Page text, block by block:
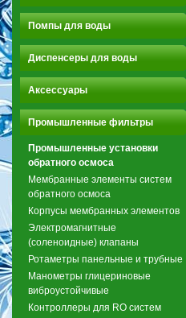
Помпы для воды
Диспенсеры для воды
Аксессуары
Промышленные фильтры
Промышленные установки
обратного осмоса
Мембранные элементы систем
обратного осмоса
Корпусы мембранных элементов
Электромагнитные
(соленоидные) клапаны
Ротаметры панельные и трубные
Манометры глицериновые
виброустойчивые
Контроллеры для RO систем